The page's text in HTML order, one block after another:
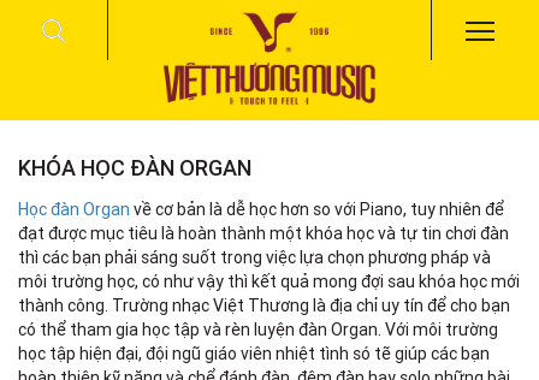
KHÓA HỌC ĐÀN ORGAN
Học đàn Organ về cơ bản là dễ học hơn so với Piano, tuy nhiên để
đạt được mục tiêu là hoàn thành một khóa học và tự tin chơi đàn
thì các bạn phải sáng suốt trong việc lựa chọn phương pháp và
môi trường học, có như vậy thì kết quả mong đợi sau khóa học mới
thành công. Trường nhạc Việt Thương là địa chỉ uy tín để cho bạn
có thể tham gia học tập và rèn luyện đàn Organ. Với môi trường
học tập hiện đại, đội ngũ giáo viên nhiệt tình só tẽ giúp các bạn